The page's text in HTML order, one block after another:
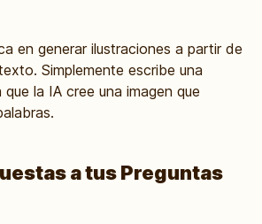
en generar ilustraciones a partir de
Simplemente escribe una
la IA cree una imagen que
a tus Preguntas